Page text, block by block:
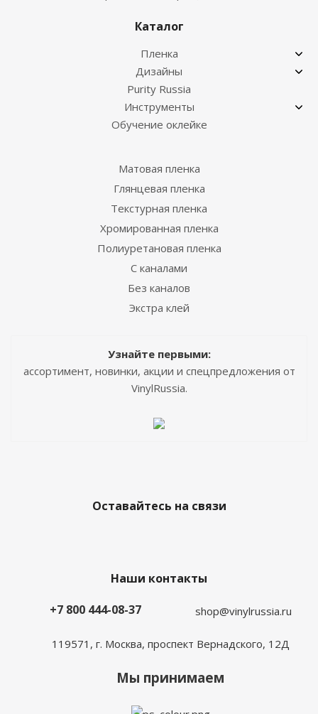
Каталог
Пленка
Дизайны
Purity Russia
Инструменты
Обучение оклейке
Матовая пленка
Глянцевая пленка
Текстурная пленка
Хромированная пленка
Полиуретановая пленка
С каналами
Без каналов
Экстра клей
Узнайте первыми:
ассортимент, новинки, акции и спецпредложения от
VinylRussia.
Оставайтесь на связи
Наши контакты
+7 800 444-08-37
shop@vinylrussia.ru
119571, г. Москва, проспект Вернадского, 12Д
Мы принимаем